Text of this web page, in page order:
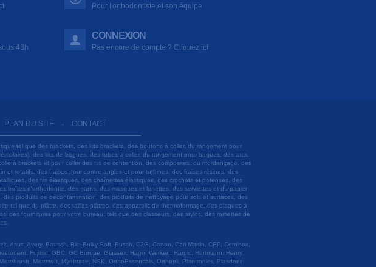
Pour l'orthodontiste et son équipe
48h
CONNEXION
Pas encore de compte ? Cliquez ici
PLAN DU SITE - CONTACT
tel que des brackets, des kits brackets, des boutons à coller, du rangement pour
des kits de bagues, des tubes à coller, du rangement pour bagues, des arcs,
à brackets et pour coller des fils de contention, des composites, du mordançage, des
et rotatifs, des fraises pour contre-angles et pour turbines, des fraises résines, des
des fils élastiques, des chaînettes élastiques, des crochets et potences, des
boîtes d'orthodontie, des gants, des masques et lunettes, des serviettes et du papier
produits de décontamination, des produits de nettoyage pour sols et surfaces, des
tel que du plâtre, des tailles-plâtres, des appareils de thermoformage, des plaques à
des fournitures pour votre bureau, tels que des classeurs, des stylos, des ramettes de
Asus, Avery, Bausch, Bic, Bulky Soft, Busch, C2G, Canon, Carl Martin, CEP, Cominox,
Fujitsu, GBC, GC Europe, Glassex, Hager Werken, Harpic, Hartmann, Henry
Microsoft, Myobrace, NSK, OrthoEssentials, Orthopli, Plantronics, Plasdent